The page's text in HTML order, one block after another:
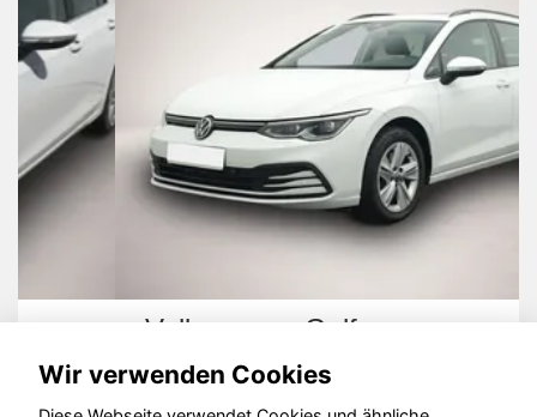
Volkswagen Golf
Wir verwenden Cookies